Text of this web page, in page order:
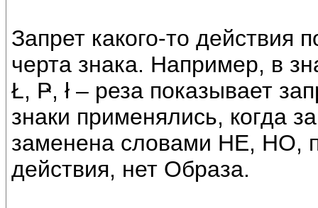
Запрет какого-то действия
черта знака. Например, в
Ł, Ҏ, ł – реза показывает
знаки применялись, когда
заменена словами НЕ, НО,
действия, нет Образа.